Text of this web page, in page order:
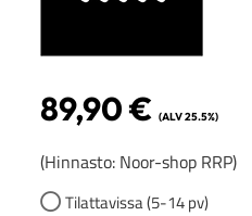
89,90€ (ALV 25.5%)
(Hinnasto: Noor-shop RRP)
Tilattavissa (5-14 pv)